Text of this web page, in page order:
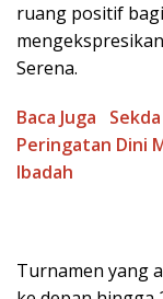
ruang positif
Serena.
Baca Juga
Peringatan Dini
Ibadah
Turnamen yang